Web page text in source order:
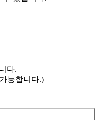
다.
능합니다.)